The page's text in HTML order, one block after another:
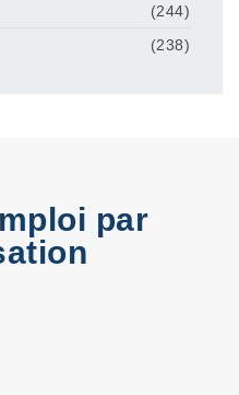
(244)
(238)
par